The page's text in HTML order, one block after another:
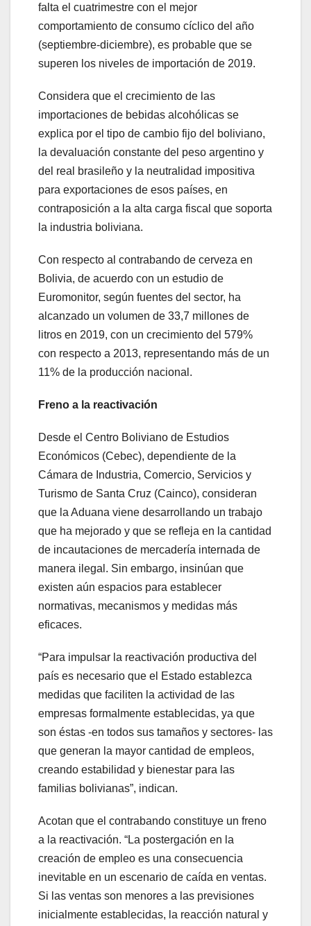
falta el cuatrimestre con el mejor
comportamiento de consumo cíclico del año
(septiembre-diciembre), es probable que se
superen los niveles de importación de 2019.
Considera que el crecimiento de las
importaciones de bebidas alcohólicas se
explica por el tipo de cambio fijo del boliviano,
la devaluación constante del peso argentino y
del real brasileño y la neutralidad impositiva
para exportaciones de esos países, en
contraposición a la alta carga fiscal que soporta
la industria boliviana.
Con respecto al contrabando de cerveza en
Bolivia, de acuerdo con un estudio de
Euromonitor, según fuentes del sector, ha
alcanzado un volumen de 33,7 millones de
litros en 2019, con un crecimiento del 579%
con respecto a 2013, representando más de un
11% de la producción nacional.
Freno a la reactivación
Desde el Centro Boliviano de Estudios
Económicos (Cebec), dependiente de la
Cámara de Industria, Comercio, Servicios y
Turismo de Santa Cruz (Cainco), consideran
que la Aduana viene desarrollando un trabajo
que ha mejorado y que se refleja en la cantidad
de incautaciones de mercadería internada de
manera ilegal. Sin embargo, insinúan que
existen aún espacios para establecer
normativas, mecanismos y medidas más
eficaces.
“Para impulsar la reactivación productiva del
país es necesario que el Estado establezca
medidas que faciliten la actividad de las
empresas formalmente establecidas, ya que
son éstas -en todos sus tamaños y sectores- las
que generan la mayor cantidad de empleos,
creando estabilidad y bienestar para las
familias bolivianas”, indican.
Acotan que el contrabando constituye un freno
a la reactivación. “La postergación en la
creación de empleo es una consecuencia
inevitable en un escenario de caída en ventas.
Si las ventas son menores a las previsiones
inicialmente establecidas, la reacción natural y